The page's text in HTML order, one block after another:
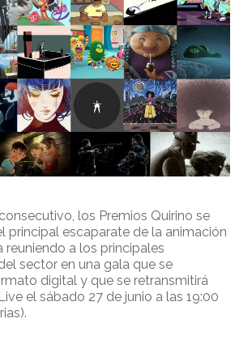
los Premios Quirino se
principal escaparate de la animación
reuniendo a los principales
sector en una gala que se
digital y que se retransmitirá
el sábado 27 de junio a las 19:00